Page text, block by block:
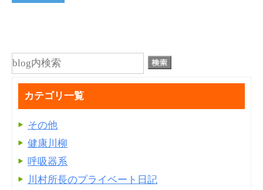
カテゴリ一覧
その他
健康川柳
呼吸器系
川村所長のプライベート日記